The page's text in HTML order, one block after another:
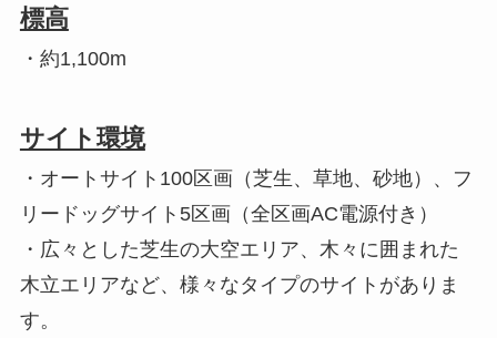
標高
・約1,100m
サイト環境
・オートサイト100区画（芝生、草地、砂地）、フ
リードッグサイト5区画（全区画AC電源付き）
・広々とした芝生の大空エリア、木々に囲まれた
木立エリアなど、様々なタイプのサイトがありま
す。